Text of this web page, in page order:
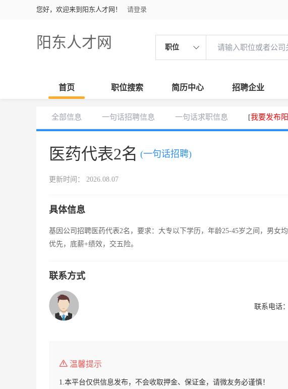
您好，欢迎来到阳东人才网！ 请登录
阳东人才网 职位
首页 职位搜索 简历中心 招聘企业
全部信息 一句话招聘信息 一句话求职信息 [我要发布
医药代表2名 (一句话招聘)
更新时间： 2026.08.07
具体信息
基因公司招聘医药代表2名，要求：大专以下学历，年龄25-45岁之间，男女
优先，底薪+绩效，交五险。
联系方式
联系电话：
温馨提示
1.本平台仅供信息发布，不会收取押金、保证金，请微友务必谨慎！